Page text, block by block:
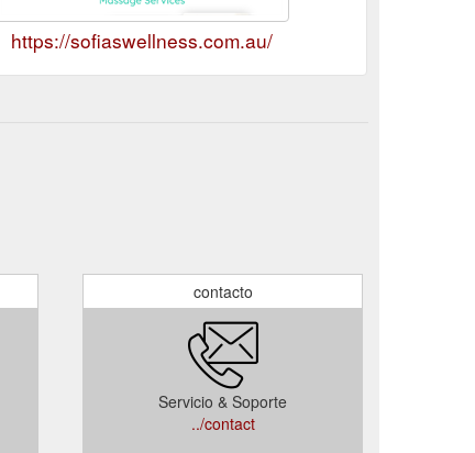
https://sofiaswellness.com.au/
contacto
Servicio & Soporte
../contact